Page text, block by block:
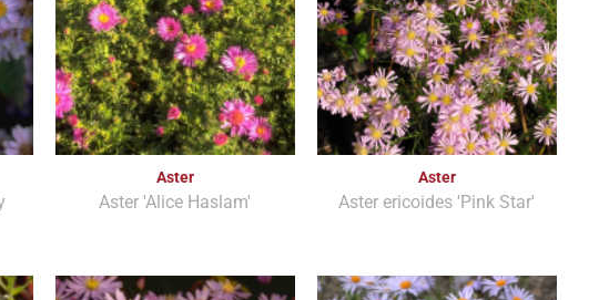
Aster
Aster 'Alice Haslam'
Aster
Aster ericoides 'Pink Star'